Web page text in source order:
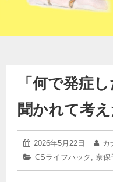
「何で発症
聞かれて考
投
稿
2026年5月22日
2026
年
5
月
投
稿
カ
カ
CSライフハック , 奈保